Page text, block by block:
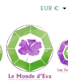
EUR € 